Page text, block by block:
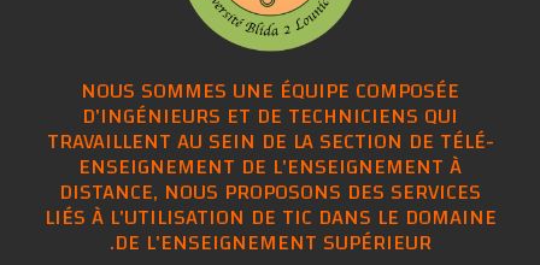
NOUS SOMMES UNE ÉQUIPE COMPOSÉE
D'INGÉNIEURS ET DE TECHNICIENS QUI
TRAVAILLENT AU SEIN DE LA SECTION DE TÉLÉ-
ENSEIGNEMENT DE L'ENSEIGNEMENT À
DISTANCE, NOUS PROPOSONS DES SERVICES
LIÉS À L'UTILISATION DE TIC DANS LE DOMAINE
DE L'ENSEIGNEMENT SUPÉRIEUR.